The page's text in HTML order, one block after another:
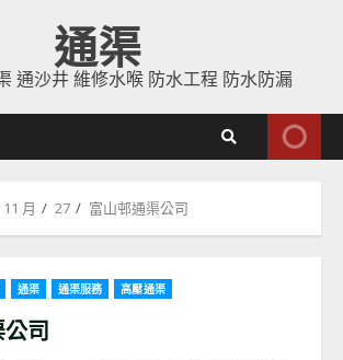
通渠
通沙井 維修水喉 防水工程 防水防漏
11 月 27 富山邨通渠公司
通渠 通渠服務 高壓通渠
司